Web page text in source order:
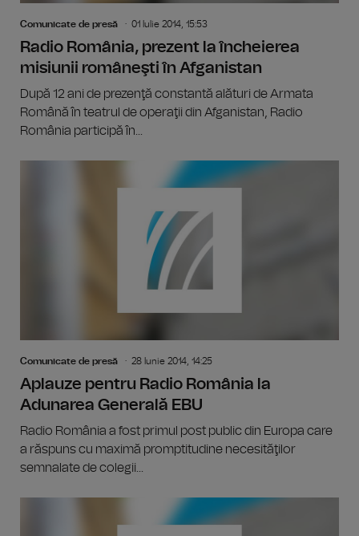
Comunicate de presă 01 Iulie 2014, 15:53
Radio România, prezent la încheierea
misiunii româneşti în Afganistan
După 12 ani de prezenţă constantă alături de Armata
Română în teatrul de operaţii din Afganistan, Radio
România participă în...
Comunicate de presă 28 Iunie 2014, 14:25
Aplauze pentru Radio România la
Adunarea Generală EBU
Radio România a fost primul post public din Europa care
a răspuns cu maximă promptitudine necesităţilor
semnalate de colegii...